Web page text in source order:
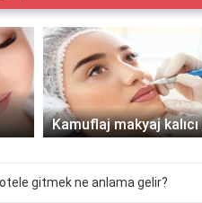
Kamuflaj makyaj kalıcı
gitmek ne anlama gelir?